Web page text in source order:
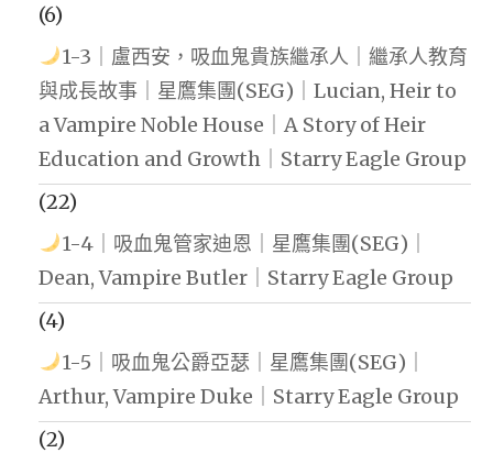
(6)
1-3｜盧西安，吸血鬼貴族繼承人｜繼承人教育
與成長故事｜星鷹集團(SEG)｜Lucian, Heir to
a Vampire Noble House｜A Story of Heir
Education and Growth｜Starry Eagle Group
(22)
1-4｜吸血鬼管家迪恩｜星鷹集團(SEG)｜
Dean, Vampire Butler｜Starry Eagle Group
(4)
1-5｜吸血鬼公爵亞瑟｜星鷹集團(SEG)｜
Arthur, Vampire Duke｜Starry Eagle Group
(2)